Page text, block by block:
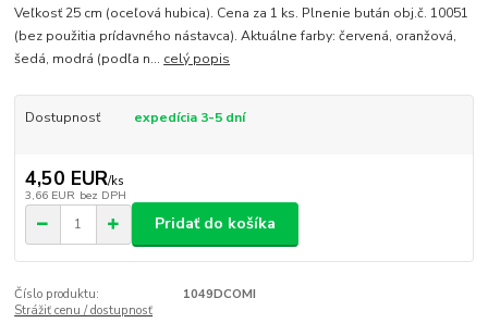
Veľkosť 25 cm (oceľová hubica). Cena za 1 ks. Plnenie bután obj.č. 10051
(bez použitia prídavného nástavca). Aktuálne farby: červená, oranžová,
šedá, modrá (podľa n... celý popis
Dostupnosť expedícia 3-5 dní
4,50 EUR/ks
3,66 EUR bez DPH
Pridať do košíka
Číslo produktu:
1049DCOMI
Strážiť cenu / dostupnosť